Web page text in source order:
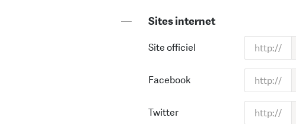
— Sites internet
Site officiel
Facebook
Twitter